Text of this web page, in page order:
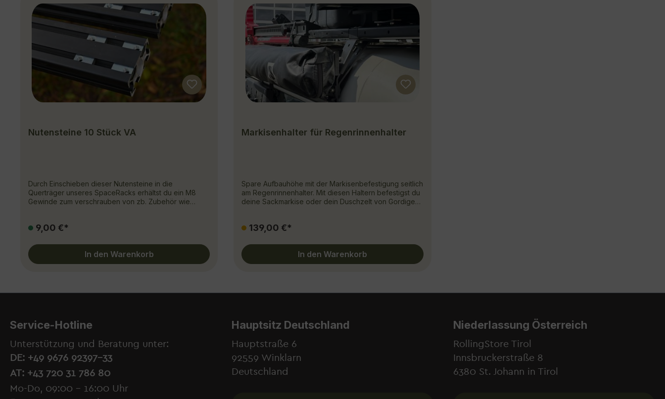
Nutensteine 10 Stück VA
Durch Einschieben dieser Nutensteine in die
Querträger unseres SpaceRacks erhältst du ein M8
Gewinde zum verschrauben von zb. Zubehör wie
9,00 €*
In den Warenkorb
Markisenhalter für Regenrinnenhalter
Spare Aufbauhöhe mit der Markisenbefestigung seitlich
am Regenrinnenhalter. Mit diesen Haltern befestigst du
deine Sackmarkise oder dein Duschzelt von Gordigear
bleibt damit sehr flach, da die Markise nicht über die
bei unseren Regenrinnenhaltern mit 170mm und 205mm
Höhe und werden am Airline-Muster des
Regenrinnenhalters verschraubt. Lieferumfang:3x
139,00 €*
In den Warenkorb
Service-Hotline
Unterstützung und Beratung unter:
DE: +49 9676 92397-33
AT: +43 720 31 786 80
Mo-Do, 09:00 - 16:00 Uhr
Hauptsitz Deutschland
Hauptstraße 6
92559 Winklarn
Deutschland
Niederlassung Österreich
RollingStore Tirol
Innsbruckerstraße 8
6380 St. Johann in Tirol